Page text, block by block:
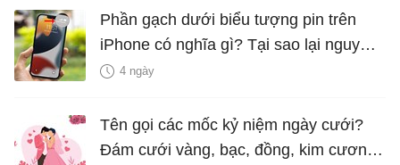
Phần gạch dưới biểu tượng pin trên
iPhone có nghĩa gì? Tại sao lại nguy
hiểm?
4 ngày
Tên gọi các mốc kỷ niệm ngày cưới?
Đám cưới vàng, bạc, đồng, kim cương